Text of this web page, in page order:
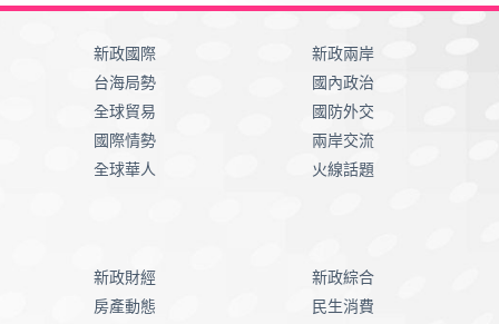
新政國際
台海局勢
全球貿易
國際情勢
全球華人
新政兩岸
國內政治
國防外交
兩岸交流
火線話題
新政財經
房產動態
新政綜合
民生消費